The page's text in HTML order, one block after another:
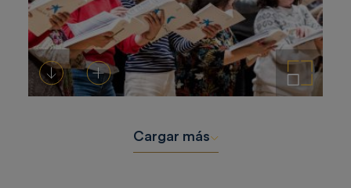
DescargarAñadir al carrito Ampliar imagen
Cargar más